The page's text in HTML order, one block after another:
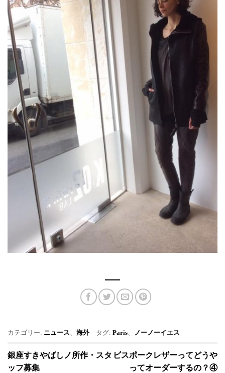
カテゴリー: ニュース、 海外タグ: Paris、 ノーノーイエス
銀座すきやばしノ所作・スタ
ッフ募集
ビスポークレザーってどうや
ってオーダーするの？④